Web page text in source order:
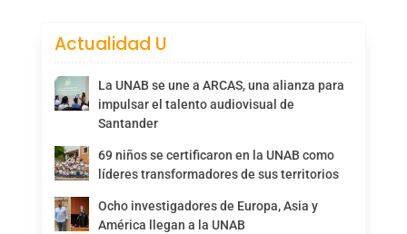
Actualidad U
La UNAB se une a ARCAS, una alianza para
impulsar el talento audiovisual de
Santander
69 niños se certificaron en la UNAB como
líderes transformadores de sus territorios
Ocho investigadores de Europa, Asia y
América llegan a la UNAB